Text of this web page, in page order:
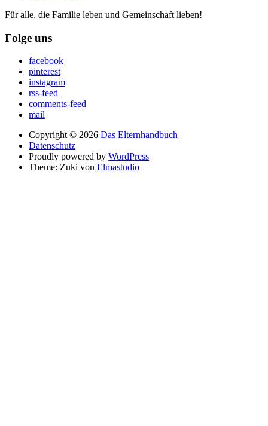
Für alle, die Familie leben und Gemeinschaft lieben!
Folge uns
facebook
pinterest
instagram
rss-feed
comments-feed
mail
Copyright © 2026 Das Elternhandbuch
Datenschutz
Proudly powered by WordPress
Theme: Zuki von Elmastudio